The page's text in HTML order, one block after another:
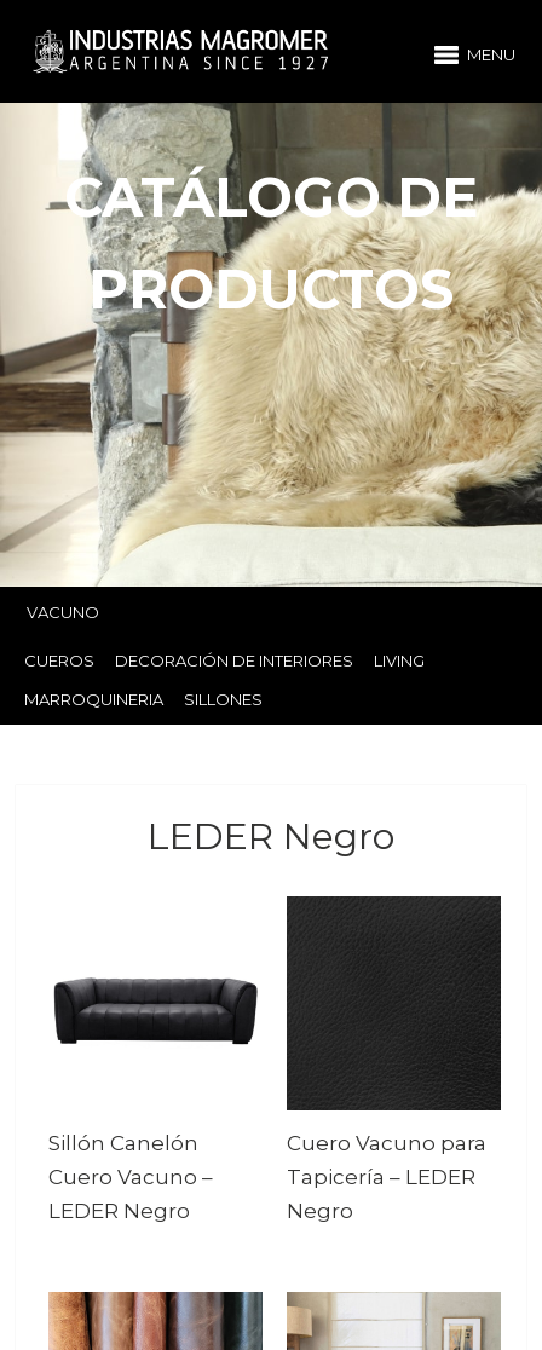
MENU
CATÁLOGO DE
PRODUCTOS
VACUNO
CUEROS DECORACIÓN DE INTERIORES
LIVING
MARROQUINERIA
SILLONES
LEDER Negro
Sillón Canelón
Cuero Vacuno –
LEDER Negro
Cuero Vacuno para
Tapicería – LEDER
Negro